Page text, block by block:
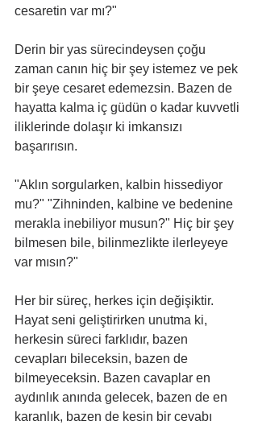
cesaretin var mı?"
Derin bir yas sürecindeysen çoğu
zaman canın hiç bir şey istemez ve pek
bir şeye cesaret edemezsin. Bazen de
hayatta kalma iç güdün o kadar kuvvetli
iliklerinde dolaşır ki imkansızı
başarırısın.
"Aklın sorgularken, kalbin hissediyor
mu?" "Zihninden, kalbine ve bedenine
merakla inebiliyor musun?" Hiç bir şey
bilmesen bile, bilinmezlikte ilerleyeye
var mısın?"
Her bir süreç, herkes için değişiktir.
Hayat seni geliştirirken unutma ki,
herkesin süreci farklıdır, bazen
cevapları bileceksin, bazen de
bilmeyeceksin. Bazen cavaplar en
aydınlık anında gelecek, bazen de en
karanlık, bazen de kesin bir cevabı